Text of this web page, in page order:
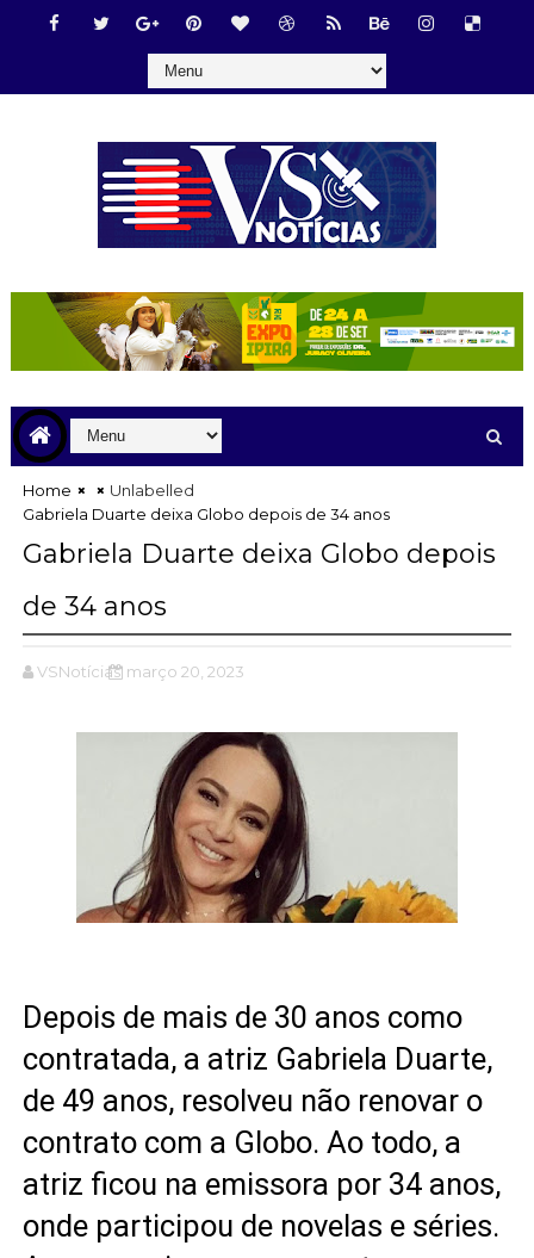
Home
Unlabelled
Gabriela Duarte deixa Globo depois de 34 anos
Gabriela Duarte deixa Globo depois
de 34 anos
VSNotícias março 20, 2023
Depois de mais de 30 anos como
contratada, a atriz Gabriela Duarte,
de 49 anos, resolveu não renovar o
contrato com a Globo. Ao todo, a
atriz ficou na emissora por 34 anos,
onde participou de novelas e séries.